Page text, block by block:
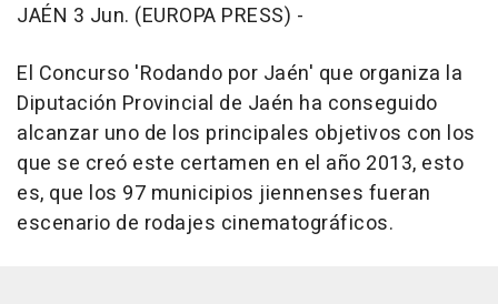
JAÉN 3 Jun. (EUROPA PRESS) -
El Concurso 'Rodando por Jaén' que organiza la
Diputación Provincial de Jaén ha conseguido
alcanzar uno de los principales objetivos con los
que se creó este certamen en el año 2013, esto
es, que los 97 municipios jiennenses fueran
escenario de rodajes cinematográficos.